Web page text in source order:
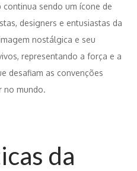
continua sendo um ícone de
designers e entusiastas da
nostálgica e seu
representando a força e a
desafiam as convenções
no mundo.
da